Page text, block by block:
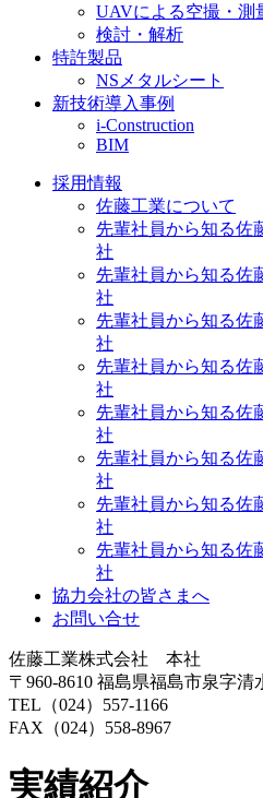
UAVによる空撮・測
検討・解析
特許製品
NSメタルシート
新技術導入事例
i-Construction
BIM
採用情報
佐藤工業について
先輩社員から知る
社
先輩社員から知る
社
先輩社員から知る
社
先輩社員から知る
社
先輩社員から知る
社
先輩社員から知る
社
先輩社員から知る
社
先輩社員から知る
社
協力会社の皆さまへ
お問い合せ
佐藤工業株式会社 本社
〒960-8610 福島県福島市泉字清
TEL（024）557-1166
FAX（024）558-8967
実績紹介